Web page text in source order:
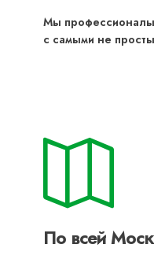
Мы
с самыми не
По всей